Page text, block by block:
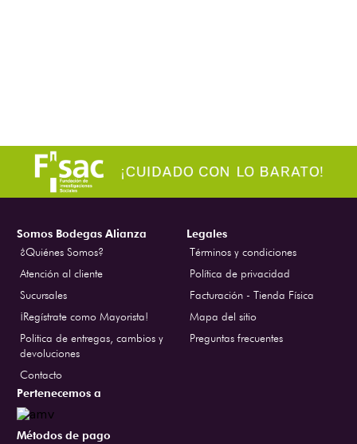
Somos Bodegas Alianza
¿Quiénes Somos?
Atención al cliente
Sucursales
¡Regístrate como Mayorista!
Politica de entregas, cambios y
devoluciones
Contacto
Legales
Términos y condiciones
Política de privacidad
Facturación - Tienda Física
Mapa del sitio
Preguntas frecuentes
Pertenecemos a
Métodos de pago